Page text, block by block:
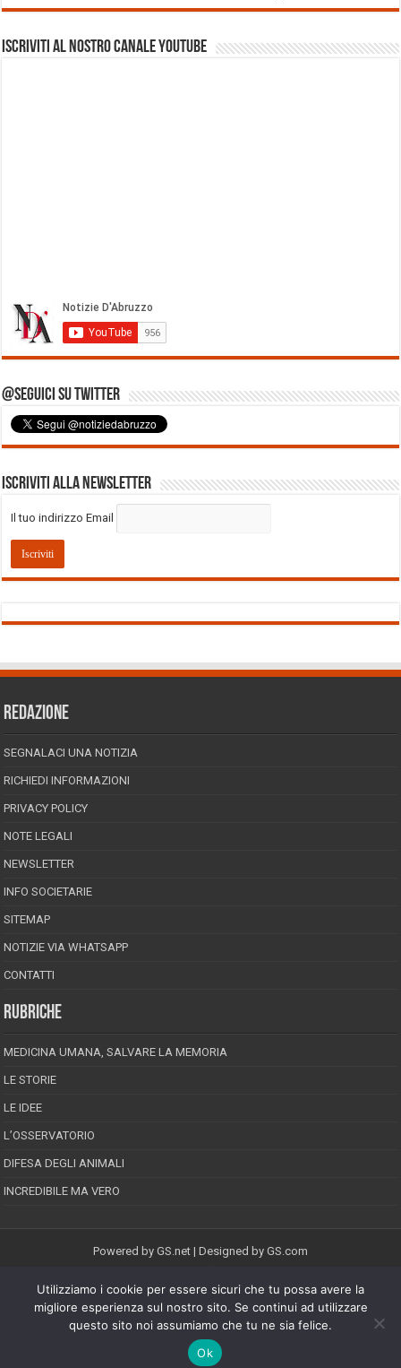
Iscriviti al nostro Canale Youtube
@Seguici su Twitter
Iscriviti alla Newsletter
Il tuo indirizzo Email
REDAZIONE
SEGNALACI UNA NOTIZIA
RICHIEDI INFORMAZIONI
PRIVACY POLICY
NOTE LEGALI
NEWSLETTER
INFO SOCIETARIE
SITEMAP
NOTIZIE VIA WHATSAPP
CONTATTI
RUBRICHE
MEDICINA UMANA, SALVARE LA MEMORIA
LE STORIE
LE IDEE
L’OSSERVATORIO
DIFESA DEGLI ANIMALI
INCREDIBILE MA VERO
Powered by GS.net | Designed by GS.com
EPINEION EDITRICE S.R.L.P.Iva 02008710689
Registrazione Tribunale di Pescara reg. speciale della stampa n.08/2012
Direttore responsabile: Maurizio Piccinino
Iscrizione al ROC n.22607
Riproduzione riservata © Copyright 2026, All Rights Reserved
Utilizziamo i cookie per essere sicuri che tu possa avere la
migliore esperienza sul nostro sito. Se continui ad utilizzare
questo sito noi assumiamo che tu ne sia felice.
Ok